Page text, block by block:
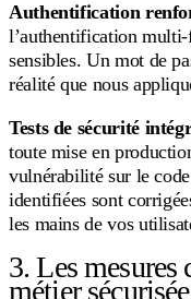
Authentification
l’authentification
sensibles. Un mot de
réalité que nous
Tests de sécurité
toute mise en
vulnérabilité sur le
identifiées sont
les mains de vos
3. Les mesures
métier sécurisée